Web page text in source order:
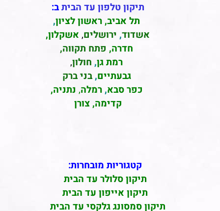
תיקון טלפון עד הביתב:
תל אביב, ראשון לציון,
אשדוד, ירושלים, אשקלון,
חדרה, פתח תקווה,
רמת גן, חולון,
גבעתיים,בני ברק
כפר סבא,רמלה, נתניה,
קדימה, צורן
קטגוריות מובחרות:
תיקון סלולר עד הבית
תיקון אייפון עד הבית
תיקון סמסונג גלקסי עד הבית